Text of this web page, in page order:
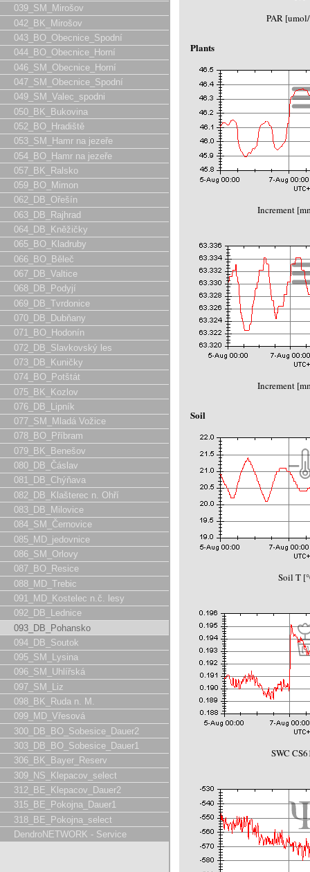
039_SM_Mirošov
042_BK_Mirošov
043_BO_Obecnice_Spodní
044_BO_Obecnice_Horní
046_SM_Obecnice_Horní
047_SM_Obecnice_Spodní
049_SM_Valec_spodni
050_BK_Bukovina
052_BO_Hradiště
053_SM_Hamr na jezeře
054_BO_Hamr na jezeře
057_BK_Ralsko
059_BO_Mimon
062_DB_Ořešín
063_DB_Rajhrad
064_DB_Kněžičky
065_BO_Kladruby
066_BO_Běleč
067_DB_Valtice
068_DB_Podyjí
069_DB_Tvrdonice
070_DB_Dubňany
071_BO_Hodonín
072_DB_Slavkovský les
073_DB_Kuničky
074_BO_Potštát
075_BK_Kozlov
076_DB_Lipník
077_SM_Mladá Vožice
078_BO_Příbram
079_BK_Benešov
080_DB_Čáslav
081_DB_Chýňava
082_DB_Klašterec n. Ohří
083_DB_Milovice
084_SM_Černovice
085_MD_jedovnice
086_SM_Orlovy
087_BO_Resice
088_MD_Trebic
091_MD_Kostelec n.č. lesy
092_DB_Lednice
093_DB_Pohansko
094_DB_Soutok
095_SM_Lysina
096_SM_Uhlířská
097_SM_Liz
098_BK_Ruda n. M.
099_MD_Vřesová
300_DB_BO_Sobesice_Dauer2
303_DB_BO_Sobesice_Dauer1
306_BK_Bayer_Reserv
309_NS_Klepacov_select
312_BE_Klepacov_Dauer2
315_BE_Pokojna_Dauer1
318_BE_Pokojna_select
DendroNETWORK - Service
PAR
Plants
Increment
Increment
Soil
Soil T
SWC